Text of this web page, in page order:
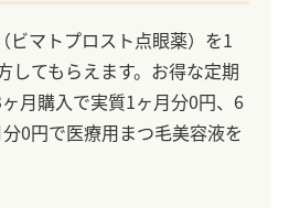
ビマトプロスト点眼薬）を1
してもらえます。お得な定期
月購入で実質1ヶ月分0円、6
0円で医療用まつ毛美容液を